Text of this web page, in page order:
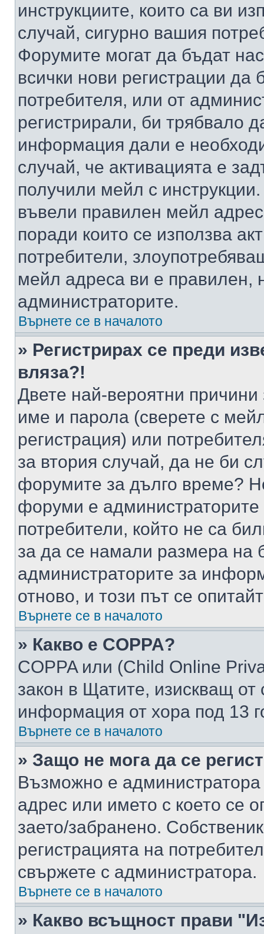
инструкциите, които са ви
случай, сигурно вашия
Форумите могат да бъдат
всички нови регистрации да
потребителя, или от
регистрирали, би трябвало
информация дали е
случай, че активацията е
получили мейл с
въвели правилен мейл
поради които се използва
потребители,
мейл адреса ви е правилен,
администраторите.
Върнете се в началото
» Регистрирах се преди
вляза?!
Двете най-вероятни
име и парола (сверете с
регистрация) или
за втория случай, да не би
форумите за дълго време?
форуми е администраторите
потребители, който не са
за да се намали размера на
администраторите за
отново, и този път се
Върнете се в началото
» Какво е COPPA?
COPPA или (Child Online
закон в Щатите, изискващ от
информация от хора под 13
Върнете се в началото
» Защо не мога да се
Възможно е
адрес или името с което се
заето/забранено.
регистрацията на
свържете с администратора.
Върнете се в началото
» Какво всъщност прави